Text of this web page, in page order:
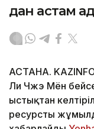
дан астам
АСТАНА.
Ли Чжэ Мён
ыстықтан
ресурсты